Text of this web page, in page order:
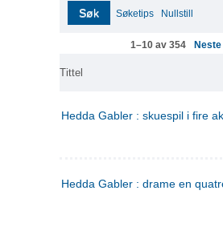
Søk Søketips Nullstill
1–10 av 354 Neste
Tittel
Hedda Gabler : skuespil i fire
Hedda Gabler : drame en